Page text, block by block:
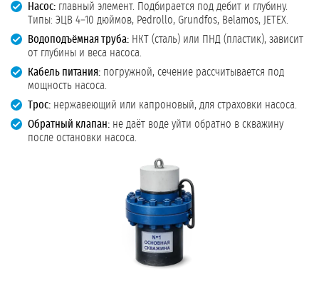
Насос: главный элемент. Подбирается под дебит и глубину.
Типы: ЭЦВ 4–10 дюймов, Pedrollo, Grundfos, Belamos, JETEX.
Водоподъёмная труба: НКТ (сталь) или ПНД (пластик), зависит
от глубины и веса насоса.
Кабель питания: погружной, сечение рассчитывается под
мощность насоса.
Трос: нержавеющий или капроновый, для страховки насоса.
Обратный клапан: не даёт воде уйти обратно в скважину
после остановки насоса.